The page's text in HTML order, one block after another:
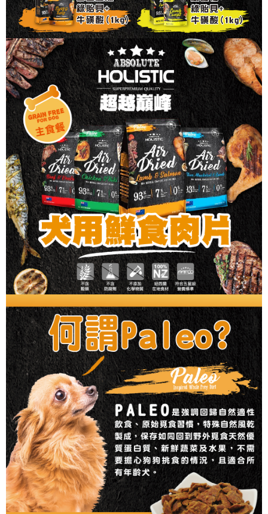
恩沛科技股份有限公司將有權停止該用戶之使用額度並採取法律行動。